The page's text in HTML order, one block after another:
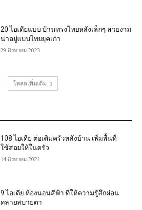
20 ไอเดียแบบ บ้านทรงไทยหลังเล็กๆ สวยงาม
น่าอยู่แบบไทยยุคเก่า
29 สิงหาคม 2023
โหลดเพิ่มเติม
108 ไอเดีย ต่อเติมครัวหลังบ้าน เพิ่มพื้นที่
ใช้สอยให้ในครัว
14 สิงหาคม 2021
9 ไอเดีย ห้องนอนสีฟ้า ที่ให้ความรู้สึกผ่อน
คลายสบายตา